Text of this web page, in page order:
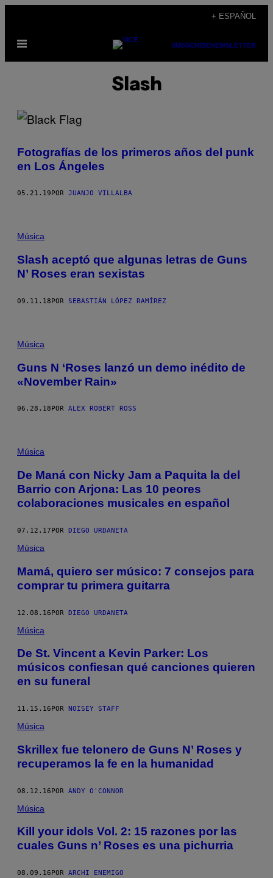
contenido
+ ESPAÑOL
Abrir
SUBSCRIBENEWSLETTER
Slash
Fotografías de los primeros años del punk
en Los Ángeles
05.21.19 POR JUANJO VILLALBA
Música
Slash aceptó que algunas letras de Guns
N’ Roses eran sexistas
09.11.18POR SEBASTIÁN LÓPEZ RAMÍREZ
Música
Guns N ‘Roses lanzó un demo inédito de
«November Rain»
06.28.18 POR ALEX ROBERT ROSS
Música
De Maná con Nicky Jam a Paquita la del
Barrio con Arjona: Las 10 peores
colaboraciones musicales en español
07.12.17POR DIEGO URDANETA
Música
Mamá, quiero ser músico: 7 consejos para
comprar tu primera guitarra
12.08.16POR DIEGO URDANETA
Música
De St. Vincent a Kevin Parker: Los
músicos confiesan qué canciones quieren
en su funeral
11.15.16 POR NOISEY STAFF
Música
Skrillex fue telonero de Guns N’ Roses y
recuperamos la fe en la humanidad
08.12.16POR ANDY O'CONNOR
Música
Kill your idols Vol. 2: 15 razones por las
cuales Guns n’ Roses es una pichurria
08.09.16 POR ARCHI ENEMIGO